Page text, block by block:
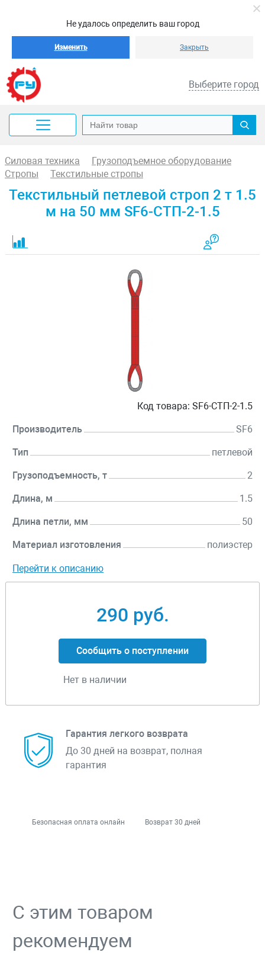
Не удалось определить ваш город
Изменить Закрыть
Выберите город
Силовая техника
Грузоподъемное оборудование
Стропы
Текстильные стропы
Текстильный петлевой строп 2 т 1.5
м на 50 мм SF6-СТП-2-1.5
Код товара: SF6-СТП-2-1.5
Производитель SF6
Тип петлевой
Грузоподъемность, т 2
Длина, м 1.5
Длина петли, мм 50
Материал изготовления полиэстер
Перейти к описанию
290 руб.
Сообщить о поступлении
Нет в наличии
Гарантия легкого возврата
До 30 дней на возврат, полная
гарантия
Безопасная оплата онлайн Возврат 30 дней
С этим товаром
рекомендуем